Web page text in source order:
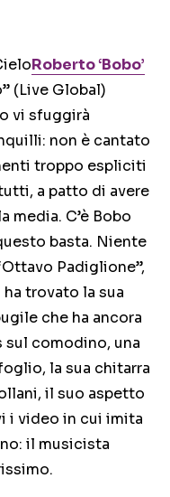
Roberto ‘Bobo’
(Live Global)
vi sfuggirà
non è cantato
troppo espliciti
a patto di avere
media. C’è Bobo
basta. Niente
Padiglione”,
trovato la sua
che ha ancora
sul comodino, una
la sua chitarra
il suo aspetto
i video in cui imita
il musicista